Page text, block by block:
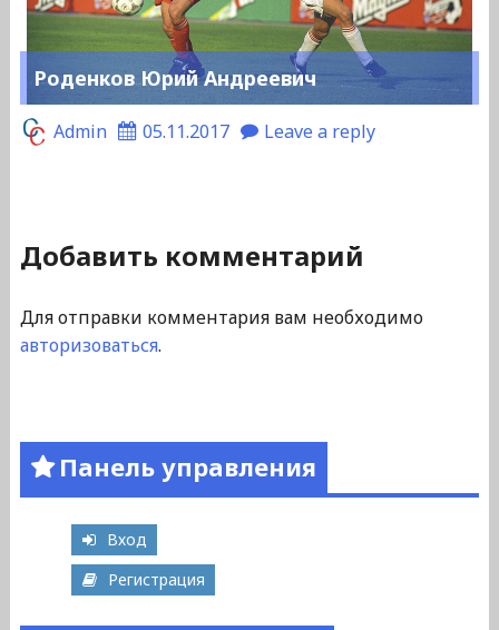
Роденков Юрий Андреевич
Admin 05.11.2017 Leave a reply
Добавить комментарий
Для отправки комментария вам необходимо
авторизоваться.
Панель управления
Вход
Регистрация